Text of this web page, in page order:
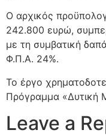
Ο αρχικός
242.800 ευρώ,
με τη συμβατική
Φ.Π.Α. 24%.
Το έργο
Πρόγραμμα «Δυτική
Leave a